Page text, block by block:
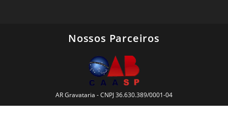
Nossos Parceiros
AR Gravataria - CNPJ 36.630.389/0001-04